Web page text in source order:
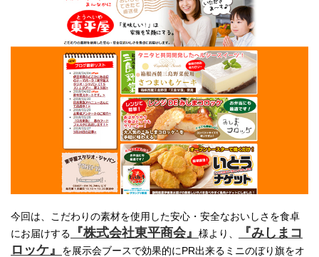
今回は、こだわりの素材を使用した安心・安全なおいしさを食卓
にお届けする
『株式会社東平商会』 様より、
『みしまコ
ロッケ』
を展示会ブースで効果的にPR出来るミニのぼり旗をオ